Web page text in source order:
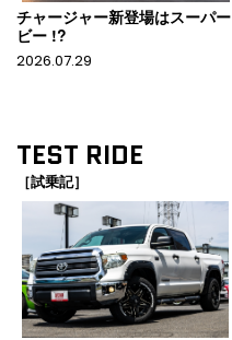
チャージャー新登場はスーパー
ビー !?
2026.07.29
TEST RIDE
［試乗記］